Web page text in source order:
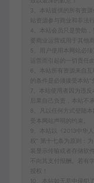
3、本站提供的所有资
站资源参与商业和非法
4、本站会员只是赞助
要商业运营或用于其他
5、用户使用本网站必
6、本站所有资源来自
的条件是必须接受本站
7、本站使用者因为违
后果自己负责，本站不
8、凡以任何方式登陆
受本网站声明的约束。
9、本站以《2013中华
权” 第十七条为原则：
装显示传输或者存储软
不向其支付报酬。若有
10、本站如无意中侵犯